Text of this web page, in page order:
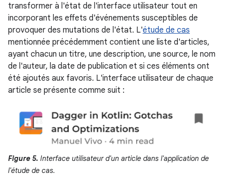
transformer à l'état de l'interface utilisateur tout en
incorporant les effets d'événements susceptibles de
provoquer des mutations de l'état. L'étude de cas
mentionnée précédemment contient une liste d'articles,
ayant chacun un titre, une description, une source, le nom
de l'auteur, la date de publication et si ces éléments ont
été ajoutés aux favoris. L'interface utilisateur de chaque
article se présente comme suit :
Figure 5. Interface utilisateur d'un article dans l'application de
l'étude de cas.